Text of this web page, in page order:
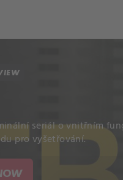
seriál o vnitřním
pro vyšetřování.